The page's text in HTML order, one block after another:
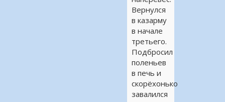
Вернулся
в казарму
в начале
третьего.
Подбросил
поленьев
в печь и
скорёхонько
завалился